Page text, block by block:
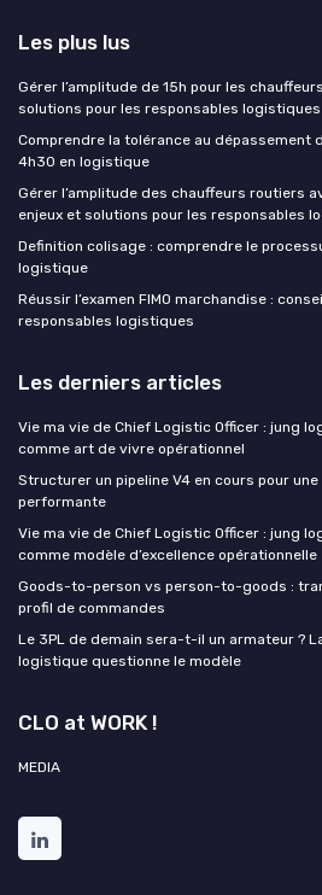
Les plus lus
Gérer l’amplitude de 15h pour les
solutions pour les responsables logistiques
Comprendre la tolérance au dépassement
4h30 en logistique
Gérer l’amplitude des chauffeurs routiers
enjeux et solutions pour les responsables
Definition colisage : comprendre le
logistique
Réussir l’examen FIMO marchandise :
responsables logistiques
Les derniers articles
Vie ma vie de Chief Logistic Officer : jung
comme art de vivre opérationnel
Structurer un pipeline V4 en cours pour
performante
Vie ma vie de Chief Logistic Officer : jung
comme modèle d’excellence opérationnelle
Goods-to-person vs person-to-goods :
profil de commandes
Le 3PL de demain sera-t-il un armateur ?
logistique questionne le modèle
CLO at WORK !
MEDIA